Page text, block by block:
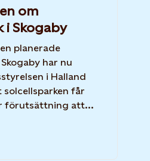
om
i Skogaby
planerade
har nu
i Halland
får
förutsättning att...